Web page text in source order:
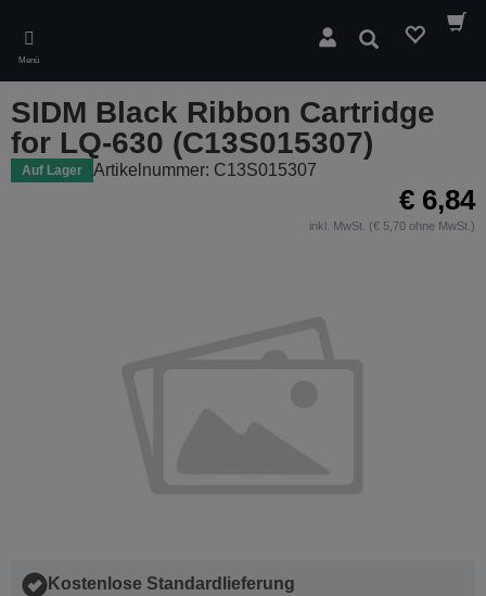
main
content
Menü
Suchen
SIDM Black Ribbon Cartridge
for LQ-630 (C13S015307)
Auf Lager Artikelnummer: C13S015307
€ 6,84
inkl. MwSt. (€ 5,70 ohne MwSt.)
Kostenlose Standardlieferung